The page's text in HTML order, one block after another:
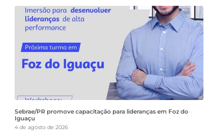
Sebrae/PR promove capacitação para lideranças em Foz do
Iguaçu
4 de agosto de 2026